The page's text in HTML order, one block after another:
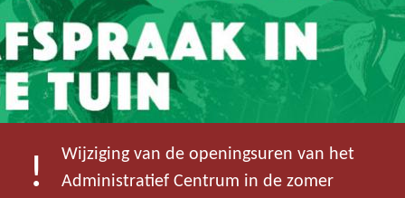
Wijziging van de openingsuren van het
Administratief Centrum in de zomer